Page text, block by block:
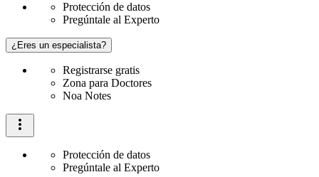
Protección de datos
Pregúntale al Experto
¿Eres un especialista?
Registrarse gratis
Zona para Doctores
Noa Notes
Protección de datos
Pregúntale al Experto